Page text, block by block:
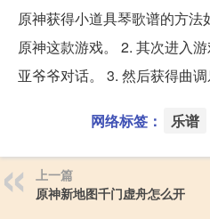
原神获得小道具琴歌谱的方法
原神这款游戏。 2. 其次进入
亚爷爷对话。 3. 然后获得曲调
网络标签： 乐谱
上一篇
原神新地图千门虚舟怎么开